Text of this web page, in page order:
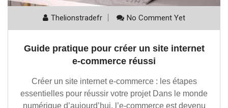
Thelionstradefr No Comment Yet
Guide pratique pour créer un site internet
e-commerce réussi
Créer un site internet e-commerce : les étapes
essentielles pour réussir votre projet Dans le monde
numérique d’aujourd’hui, l’e-commerce est devenu